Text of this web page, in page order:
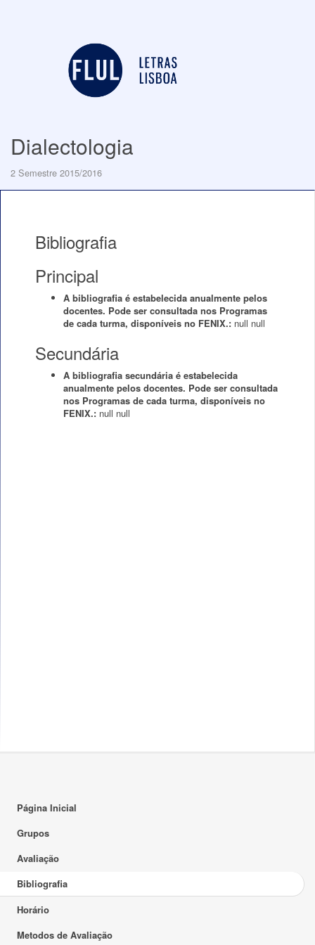
Dialectologia
2 Semestre 2015/2016
Bibliografia
Principal
A bibliografia é estabelecida anualmente pelos
docentes. Pode ser consultada nos Programas
de cada turma, disponíveis no FENIX.: null null
Secundária
A bibliografia secundária é estabelecida
anualmente pelos docentes. Pode ser consultada
nos Programas de cada turma, disponíveis no
FENIX.: null null
Página Inicial
Grupos
Avaliação
Bibliografia
Horário
Metodos de Avaliação